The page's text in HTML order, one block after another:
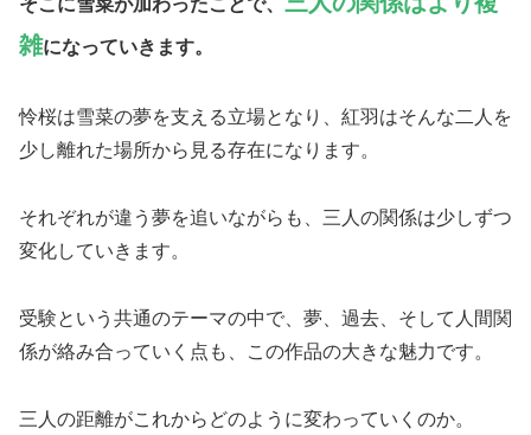
そこに雪菜が加わったことで、
雑になっていきます。
怜桜は雪菜の夢を支える立場となり、紅羽はそんな二人を
少し離れた場所から見る存在になります。
それぞれが違う夢を追いながらも、三人の関係は少しずつ
変化していきます。
受験という共通のテーマの中で、夢、過去、そして人間関
係が絡み合っていく点も、この作品の大きな魅力です。
三人の距離がこれからどのように変わっていくのか。